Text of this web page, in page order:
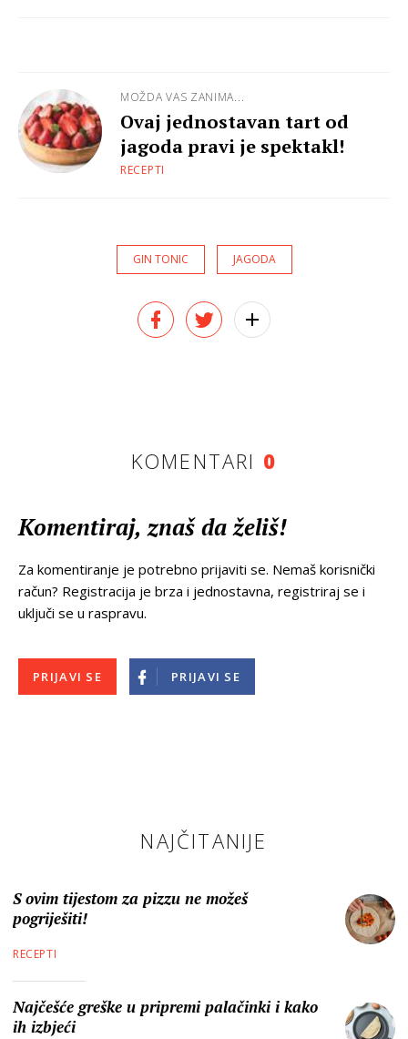
MOŽDA VAS ZANIMA...
Ovaj jednostavan tart od
jagoda pravi je spektakl!
RECEPTI
GIN TONIC JAGODA
KOMENTARI 0
Komentiraj, znaš da želiš!
Za komentiranje je potrebno prijaviti se. Nemaš korisnički
račun? Registracija je brza i jednostavna, registriraj se i
uključi se u raspravu.
PRIJAVI SE PRIJAVI SE
NAJČITANIJE
S ovim tijestom za pizzu ne možeš
pogriješiti!
RECEPTI
Najčešće greške u pripremi palačinki i kako
ih izbjeći